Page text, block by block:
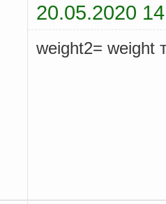
return
0;
20.05.2020
weight2= weight